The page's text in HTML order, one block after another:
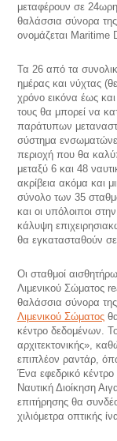
μεταφέρουν σε
θαλάσσια σύνορα
ονομάζεται Maritime
Τα 26 από τα
ημέρας και νύχτας
χρόνο εικόνα έως και
τους θα μπορεί να
παράτυπων
σύστημα
περιοχή που θα
μεταξύ 6 και 48
ακρίβεια ακόμα και
σύνολο των 35
και οι υπόλοιποι
κάλυψη
θα εγκατασταθούν
Οι σταθμοί
Λιμενικού Σώματος
θαλάσσια σύνορα
Λιμενικού Σώματοςθα
κέντρο δεδομένων.
αρχιτεκτονικής»,
επιπλέον ραντάρ,
Ένα εφεδρικό κέντρο
Ναυτική Διοίκηση
επιτήρησης θα
χιλιόμετρα οπτικής